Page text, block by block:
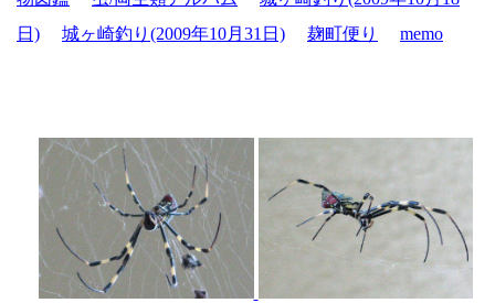
日)
城ヶ崎釣り(2009年10月31日) 麹町便り memo